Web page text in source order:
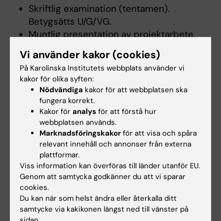
Skriftlig examination (tentamen).
Betygsätts U/G/VG.
Muntlig presentation av projektarbete.
Betygsätts U/G.
Skriftliga uppgifter ska lämnas in före slutet av
kursen enligt specifikation i schemat. För att
få godkänt på kursen (betyget G eller högre)
krävs minst godkänt på alla kursens moment.
För att få väl godkänt på kursen krävs betyget
väl godkänt på den skriftliga examinationen.
Obligatoriskt deltagande
Deltagande i praktiska övningar är
obligatoriska. Examinator bedömer om och i
så fall hur frånvaro från obligatoriska
utbildningsinslag kan tas igen. Innan
Vi använder kakor (cookies)
På Karolinska Institutets webbplats använder vi
kakor för olika syften:
Nödvändiga kakor för att webbplatsen ska
fungera korrekt.
Kakor för analys för att förstå hur
webbplatsen används.
Marknadsföringskakor för att visa och spåra
relevant innehåll och annonser från externa
plattformar.
Viss information kan överföras till länder utanför EU.
Genom att samtycka godkänner du att vi sparar
cookies.
Du kan när som helst ändra eller återkalla ditt
samtycke via kakikonen längst ned till vänster på